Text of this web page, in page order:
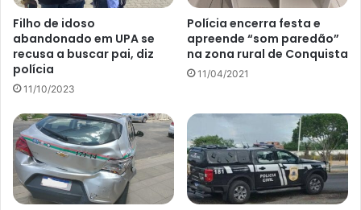
Filho de idoso
abandonado em UPA se
recusa a buscar pai, diz
polícia
11/10/2023
Polícia encerra festa e
apreende “som paredão”
na zona rural de Conquista
11/04/2021